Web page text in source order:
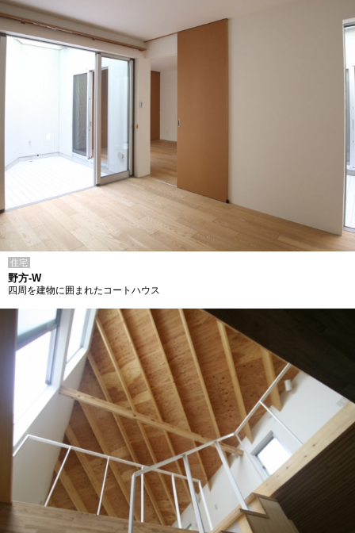
住宅
野方-W
四周を建物に囲まれたコートハウス